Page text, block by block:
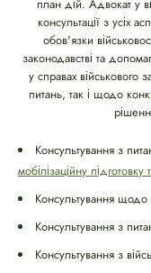
план дій. Адвокат у
консультації з усіх
обов'язки
законодавстві та
у справах військового
питань, так і щодо
Консультування з
мобілізаційну підготовку
Консультування щодо
Консультування з
Консультування з